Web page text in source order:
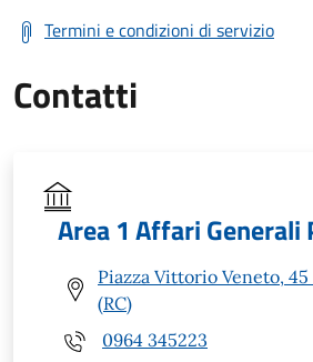
Termini e condizioni di servizio
Contatti
Area 1 Affari
Piazza Vittorio Veneto,
(RC)
0964 345223